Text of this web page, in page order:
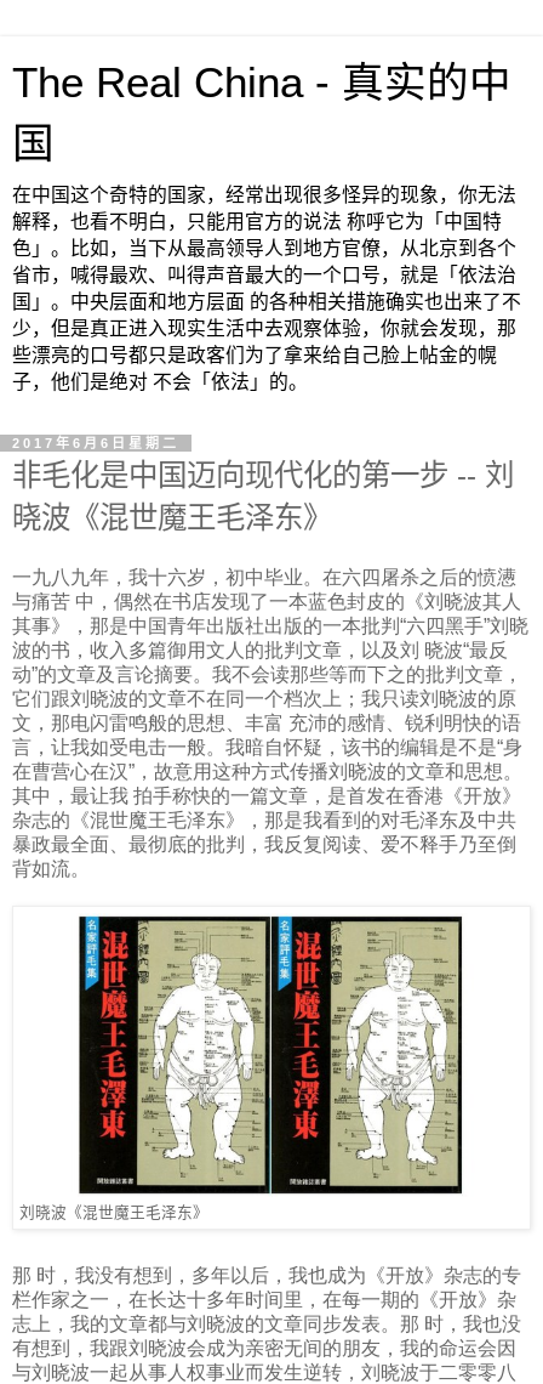
The Real China - 真实的中
国
在中国这个奇特的国家，经常出现很多怪异的现象，你无法
解释，也看不明白，只能用官方的说法 称呼它为「中国特
色」。比如，当下从最高领导人到地方官僚，从北京到各个
省市，喊得最欢、叫得声音最大的一个口号，就是「依法治
国」。中央层面和地方层面 的各种相关措施确实也出来了不
少，但是真正进入现实生活中去观察体验，你就会发现，那
些漂亮的口号都只是政客们为了拿来给自己脸上帖金的幌
子，他们是绝对 不会「依法」的。
2017年6月6日星期二
非毛化是中国迈向现代化的第一步 -- 刘
晓波《混世魔王毛泽东》
一九八九年，我十六岁，初中毕业。在六四屠杀之后的愤懑
与痛苦 中，偶然在书店发现了一本蓝色封皮的《刘晓波其人
其事》，那是中国青年出版社出版的一本批判“六四黑手”刘晓
波的书，收入多篇御用文人的批判文章，以及刘 晓波“最反
动”的文章及言论摘要。我不会读那些等而下之的批判文章，
它们跟刘晓波的文章不在同一个档次上；我只读刘晓波的原
文，那电闪雷鸣般的思想、丰富 充沛的感情、锐利明快的语
言，让我如受电击一般。我暗自怀疑，该书的编辑是不是“身
在曹营心在汉”，故意用这种方式传播刘晓波的文章和思想。
其中，最让我 拍手称快的一篇文章，是首发在香港《开放》
杂志的《混世魔王毛泽东》，那是我看到的对毛泽东及中共
暴政最全面、最彻底的批判，我反复阅读、爱不释手乃至倒
背如流。
刘晓波《混世魔王毛泽东》
那 时，我没有想到，多年以后，我也成为《开放》杂志的专
栏作家之一，在长达十多年时间里，在每一期的《开放》杂
志上，我的文章都与刘晓波的文章同步发表。那 时，我也没
有想到，我跟刘晓波会成为亲密无间的朋友，我的命运会因
与刘晓波一起从事人权事业而发生逆转，刘晓波于二零零八